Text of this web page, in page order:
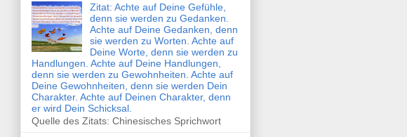
Zitat: Achte auf Deine Gefühle,
denn sie werden zu Gedanken.
Achte auf Deine Gedanken, denn
sie werden zu Worten. Achte auf
Deine Worte, denn sie werden zu
Handlungen. Achte auf Deine Handlungen,
denn sie werden zu Gewohnheiten. Achte auf
Deine Gewohnheiten, denn sie werden Dein
Charakter. Achte auf Deinen Charakter, denn
er wird Dein Schicksal.
Quelle des Zitats: Chinesisches Sprichwort